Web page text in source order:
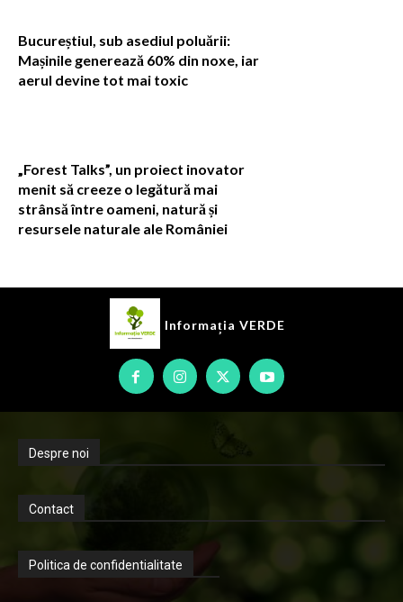
Bucureștiul, sub asediul poluării:
Mașinile generează 60% din noxe, iar
aerul devine tot mai toxic
„Forest Talks”, un proiect inovator
menit să creeze o legătură mai
strânsă între oameni, natură și
resursele naturale ale României
Informația VERDE
Despre noi
Contact
Politica de confidentialitate